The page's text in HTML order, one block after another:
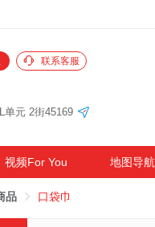
联系客服
单元 2街45169
视频For You 地图导航
品 口袋巾